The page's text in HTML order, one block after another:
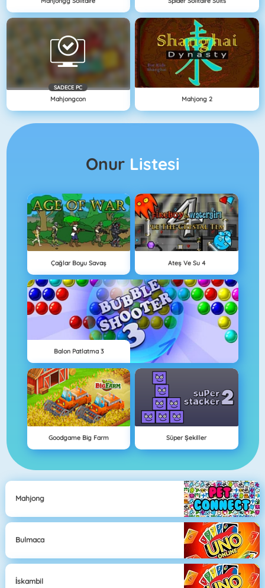
SADECE PC
Mahjongcon Mahjong 2
Onur Listesi
Çağlar Boyu Savaş Ateş Ve Su 4
Balon Patlatma 3
Goodgame Big Farm Süper Şekiller
Mahjong
Bulmaca
İskambil